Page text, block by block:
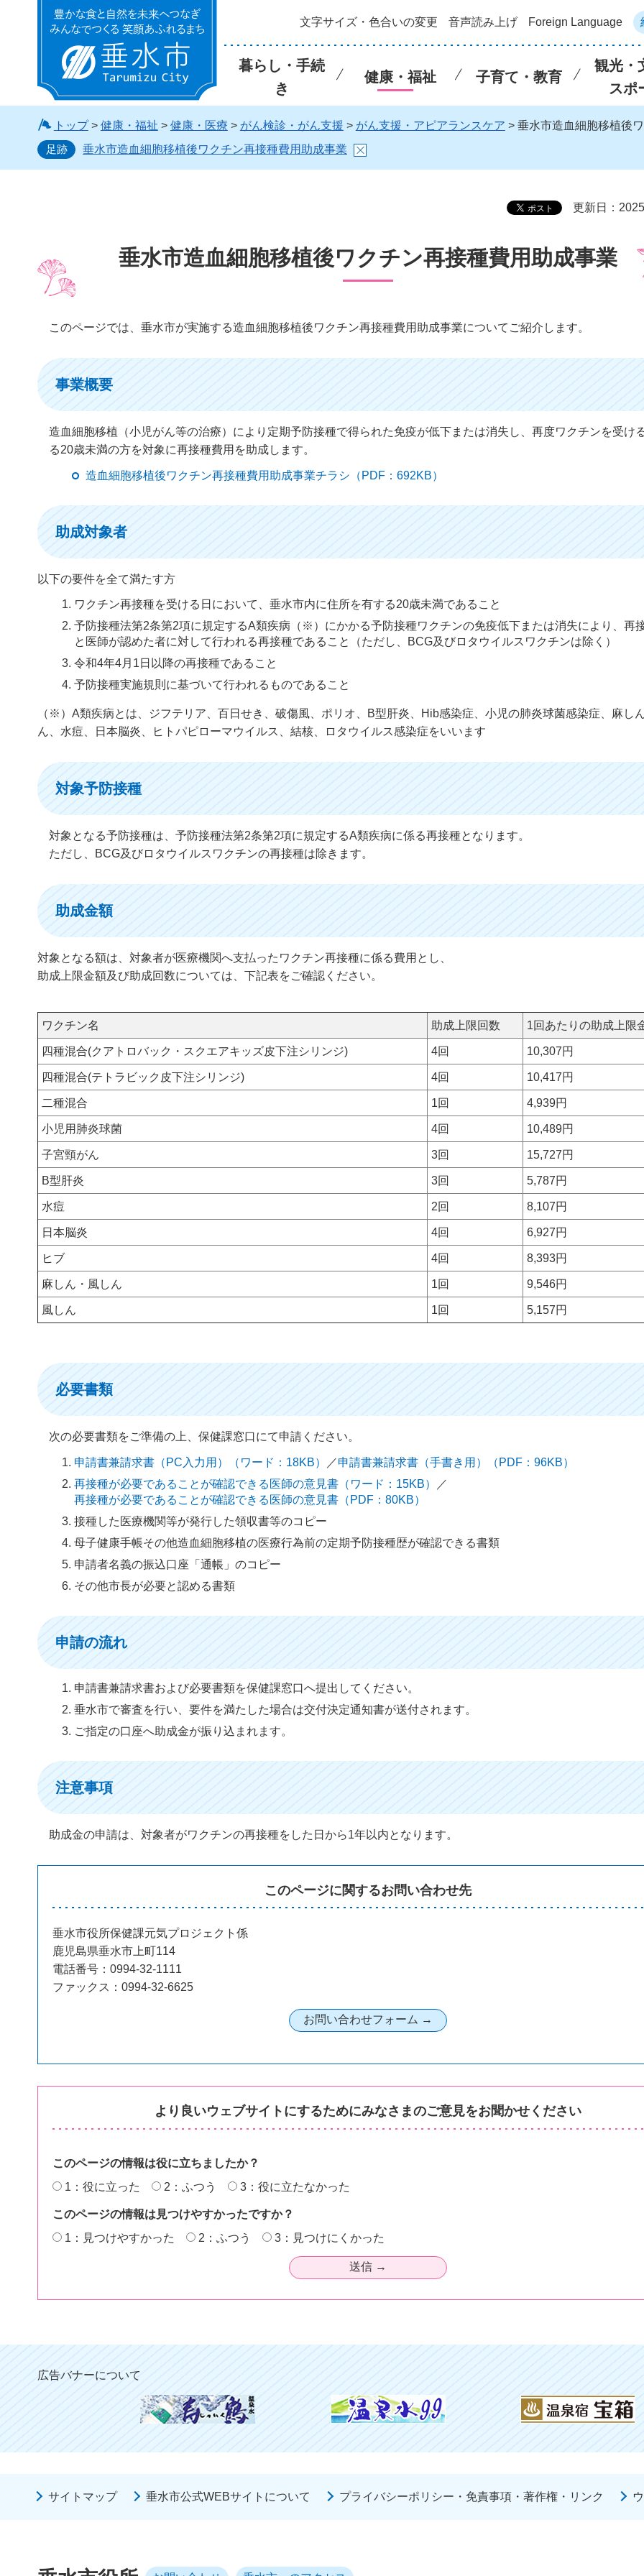
垂水市 文字サイズ・色合いの変更 音声読み上げ Foreign Language
暮らし・手続
き
健康・福祉 子育て・教育
観光・
スポ
トップ> 健康・福祉 > 健康・医療 > がん検診・がん支援 > がん支援・アピアランスケア > 垂水市造血細胞移植後
足跡
垂水市造血細胞移植後ワクチン再接種費用助成事業
更新日：
垂水市造血細胞移植後ワクチン再接種費用助成事業
このページでは、垂水市が実施する造血細胞移植後ワクチン再接種費用助成事業についてご紹介します。
事業概要
造血細胞移植（小児がん等の治療）により定期予防接種で得られた免疫が低下または消失し、再度ワクチンを受け
る20歳未満の方を対象に再接種費用を助成します。
造血細胞移植後ワクチン再接種費用助成事業チラシ（PDF：692KB）
助成対象者
以下の要件を全て満たす方
ワクチン再接種を受ける日において、垂水市内に住所を有する20歳未満であること
予防接種法第2条第2項に規定するA類疾病（※）にかかる予防接種ワクチンの免疫低下または消失により、再
と医師が認めた者に対して行われる再接種であること（ただし、BCG及びロタウイルスワクチンは除く）
令和4年4月1日以降の再接種であること
予防接種実施規則に基づいて行われるものであること
（※）A類疾病とは、ジフテリア、百日せき、破傷風、ポリオ、B型肝炎、Hib感染症、小児の肺炎球菌感染症、麻し
ん、水痘、日本脳炎、ヒトパピローマウイルス、結核、ロタウイルス感染症をいいます
対象予防接種
対象となる予防接種は、予防接種法第2条第2項に規定するA類疾病に係る再接種となります。
ただし、BCG及びロタウイルスワクチンの再接種は除きます。
助成金額
対象となる額は、対象者が医療機関へ支払ったワクチン再接種に係る費用とし、
助成上限金額及び助成回数については、下記表をご確認ください。
ワクチン名 助成上限回数 1回あたりの助成上限
四種混合(クアトロバック・スクエアキッズ皮下注シリンジ) 4回 10,307円
四種混合(テトラビック皮下注シリンジ) 4回 10,417円
二種混合 1回 4,939円
小児用肺炎球菌 4回 10,489円
子宮頸がん 3回 15,727円
B型肝炎 3回 5,787円
水痘 2回 8,107円
日本脳炎 4回 6,927円
ヒブ 4回 8,393円
麻しん・風しん 1回 9,546円
風しん 1回 5,157円
必要書類
次の必要書類をご準備の上、保健課窓口にて申請ください。
申請書兼請求書（PC入力用）（ワード：18KB） ／申請書兼請求書（手書き用）（PDF：96KB）
再接種が必要であることが確認できる医師の意見書（ワード：15KB）
／
再接種が必要であることが確認できる医師の意見書（PDF：80KB）
接種した医療機関等が発行した領収書等のコピー
母子健康手帳その他造血細胞移植の医療行為前の定期予防接種歴が確認できる書類
申請者名義の振込口座「通帳」のコピー
その他市長が必要と認める書類
申請の流れ
申請書兼請求書および必要書類を保健課窓口へ提出してください。
垂水市で審査を行い、要件を満たした場合は交付決定通知書が送付されます。
ご指定の口座へ助成金が振り込まれます。
注意事項
助成金の申請は、対象者がワクチンの再接種をした日から1年以内となります。
このページに関するお問い合わせ先
垂水市役所保健課元気プロジェクト係
鹿児島県垂水市上町114
電話番号：0994-32-1111
ファックス：0994-32-6625
より良いウェブサイトにするためにみなさまのご意見をお聞かせください
このページの情報は役に立ちましたか？
1：役に立った
2：ふつう 3：役に立たなかった
このページの情報は見つけやすかったですか？
1：見つけやすかった
2：ふつう 3：見つけにくかった
広告バナーについて
サイトマップ 垂水市公式WEBサイトについて プライバシーポリシー・免責事項・著作権・リンク